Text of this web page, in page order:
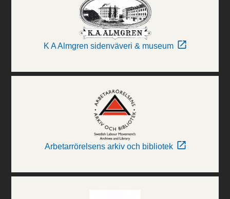
K A Almgren sidenväveri & museum
Arbetarrörelsens arkiv och bibliotek